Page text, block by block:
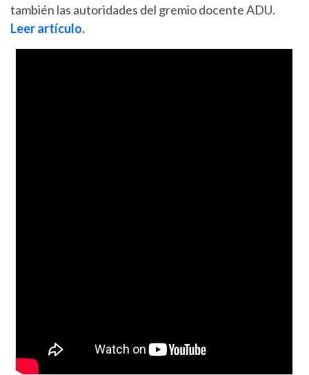
también las autoridades del gremio docente ADU.
Leer artículo.